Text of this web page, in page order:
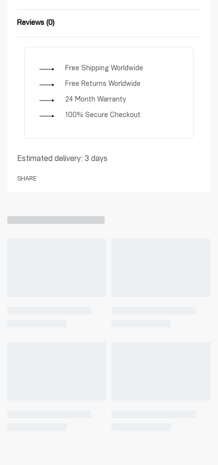
Reviews (0)
Free Shipping Worldwide
Free Returns Worldwide
24 Month Warranty
100% Secure Checkout
Estimated delivery: 3 days
SHARE